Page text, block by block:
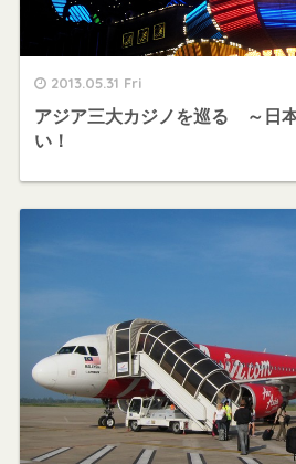
2013.05.31 Fri
アジア三大カジノを巡る ～日
い！